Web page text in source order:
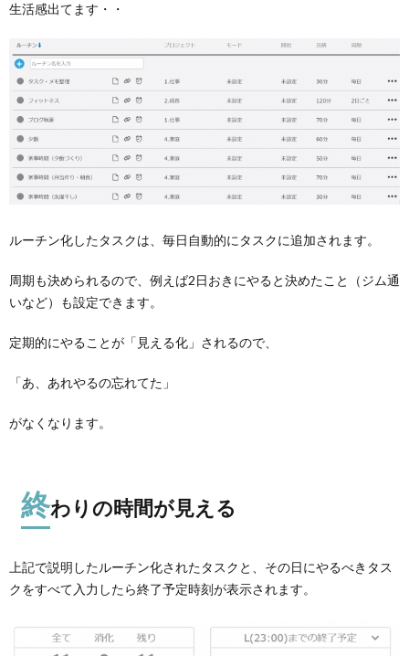
生活感出てます・・
ルーチン化したタスクは、 毎日自動的にタスクに追加されます。
周期も決められるので、例えば2日おきにやると決めたこと（ジム通
いなど）も設定できます。
定期的にやることが「見える化」されるので、
「あ、あれやるの忘れてた」
がなくなります。
終わりの時間が見える
上記で説明したルーチン化されたタスクと、その日にやるべきタス
クをすべて入力したら終了予定時刻が表示されます。